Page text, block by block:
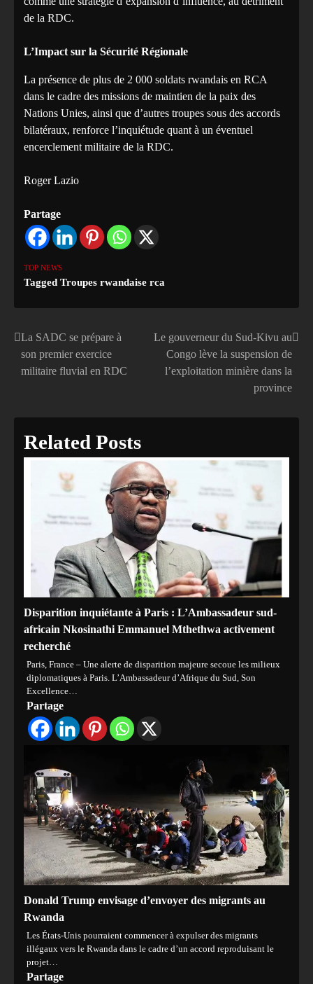
de la RDC.
L’Impact sur la Sécurité Régionale
La présence de plus de 2 000 soldats rwandais en RCA
dans le cadre des missions de maintien de la paix des
Nations Unies, ainsi que d’autres troupes sous des accords
bilatéraux, renforce l’inquiétude quant à un éventuel
encerclement militaire de la RDC.
Roger Lazio
Partage
TOP NEWS
Tagged Troupes rwandaise rca
Navigation
de
La SADC se prépare à
son premier exercice
militaire fluvial en RDC
Le gouverneur du Sud-Kivu au
Congo lève la suspension de
l’exploitation minière dans la
province
Related Posts
Disparition inquiétante à Paris : L’Ambassadeur sud-
africain Nkosinathi Emmanuel Mthethwa activement
recherché
Paris, France – Une alerte de disparition majeure secoue les milieux
diplomatiques à Paris. L’Ambassadeur d’Afrique du Sud, Son
Excellence…
Partage
Donald Trump envisage d’envoyer des migrants au
Rwanda
Les États-Unis pourraient commencer à expulser des migrants
illégaux vers le Rwanda dans le cadre d’un accord reproduisant le
projet…
Partage